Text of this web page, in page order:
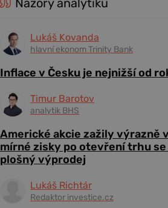
Názory analytiků
Lukáš Kovanda
hlavní ekonom Trinity Bank
Inflace v Česku je nejnižší od
Timur Barotov
analytik BHS
Americké akcie zažily výrazně
mírné zisky po otevření trhu
plošný výprodej
Lukáš Richtár
Redaktor investice.cz